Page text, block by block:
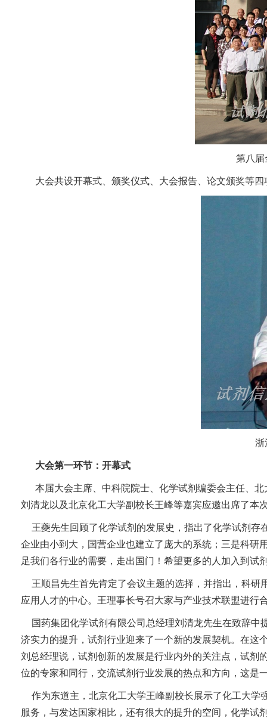
第八届
大会共设开幕式、颁奖仪式、大会报告、论文颁奖等
浙
大会第一环节：开幕式
本届大会主席、中科院院士、化学试剂编委会主任、
刘清龙以及北京化工大学副校长王峰等嘉宾应邀出席了本
王夔先生回顾了化学试剂的发展史，指出了化学试剂
企业由小到大，国营企业也建立了庞大的系统；三是科研
足我们各行业的需要，走出国门！希望更多的人加入到试
王顺昌先生首先肯定了会议主题的选择，并指出，科
应用人才的中心。王理事长号召大家与产业技术联盟进行
国药集团化学试剂有限公司总经理刘清龙先生在致辞
济实力的提升，试剂行业迎来了一个新的发展契机。在这
刘总经理说，试剂创新的发展是行业内外的关注点，试剂
位的专家和同行，交流试剂行业发展的热点和方向，这是
作为东道主，北京化工大学王峰副校长展示了化工大
服务，与发达国家相比，还有很大的提升的空间，化学